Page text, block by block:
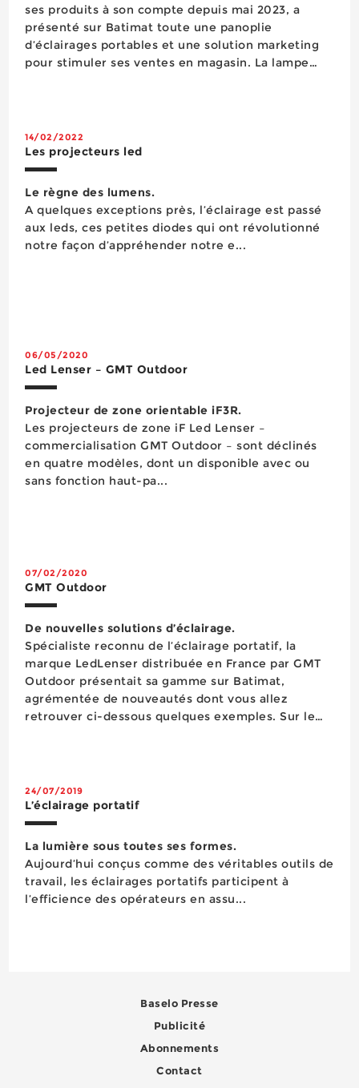
ses produits à son compte depuis mai 2023, a
présenté sur Batimat toute une panoplie
d’éclairages portables et une solution marketing
pour stimuler ses ventes en magasin. La lampe
14/02/2022
Les projecteurs led
Le règne des lumens.
A quelques exceptions près, l’éclairage est passé
aux leds, ces petites diodes qui ont révolutionné
notre façon d’appréhender notre e...
06/05/2020
Led Lenser – GMT Outdoor
Projecteur de zone orientable iF3R.
Les projecteurs de zone iF Led Lenser –
commercialisation GMT Outdoor – sont déclinés
en quatre modèles, dont un disponible avec ou
sans fonction haut-pa...
07/02/2020
GMT Outdoor
De nouvelles solutions d’éclairage.
Spécialiste reconnu de l’éclairage portatif, la
marque LedLenser distribuée en France par GMT
Outdoor présentait sa gamme sur Batimat,
agrémentée de nouveautés dont vous allez
retrouver ci-dessous quelques exemples. Sur le
24/07/2019
L’éclairage portatif
La lumière sous toutes ses formes.
Aujourd’hui conçus comme des véritables outils de
travail, les éclairages portatifs participent à
l’efficience des opérateurs en assu...
Baselo Presse
Publicité
Abonnements
Contact